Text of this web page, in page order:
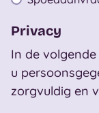
Uitleg privacy
Privacy
In de
u
zorgvuldig en